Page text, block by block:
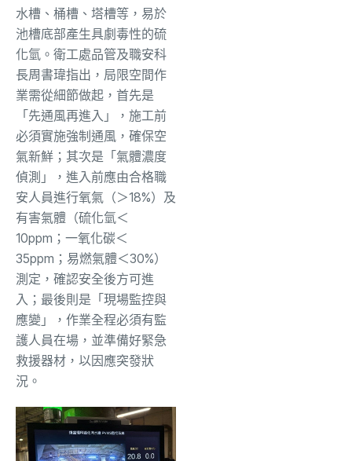
水槽、桶槽、塔槽等，易於
池槽底部產生具劇毒性的硫
化氫。衛工處品管及職安科
長周書瑋指出，局限空間作
業需從細節做起，首先是
「先通風再進入」，施工前
必須實施強制通風，確保空
氣新鮮；其次是「氣體濃度
偵測」，進入前應由合格職
安人員進行氧氣（＞18%）及
有害氣體（硫化氫＜
10ppm；一氧化碳＜
35ppm；易燃氣體＜30%）
測定，確認安全後方可進
入；最後則是「現場監控與
應變」，作業全程必須有監
護人員在場，並準備好緊急
救援器材，以因應突發狀
況。